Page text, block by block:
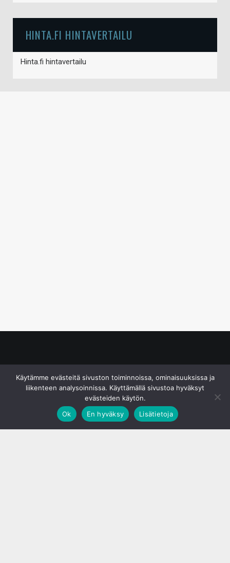
HINTA.FI HINTAVERTAILU
Hinta.fi hintavertailu
Käytämme evästeitä sivuston toiminnoissa, ominaisuuksissa ja
liikenteen analysoinnissa. Käyttämällä sivustoa hyväksyt
evästeiden käytön.
Ok
En hyväksy Lisätietoja